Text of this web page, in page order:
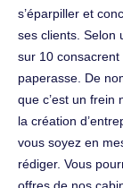
s’éparpiller et
ses clients. Selon
sur 10
paperasse. De
que c’est un frein
la création
vous soyez en
rédiger. Vous
offres de nos